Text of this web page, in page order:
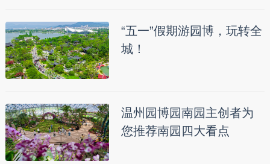
“五一”假期游园博，玩转全
城！
温州园博园南园主创者为
您推荐南园四大看点